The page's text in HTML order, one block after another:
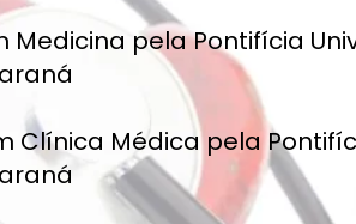
Medicina pela Pontifícia
Clínica Médica pela